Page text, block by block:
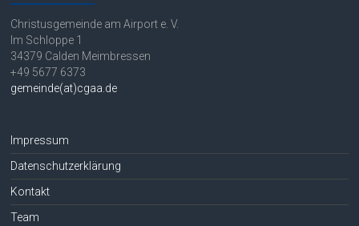
Christusgemeinde am Airport e. V.
Im Schloppe 1
34379 Calden Meimbressen
+49 5677 6373
gemeinde(at)cgaa.de
Impressum
Datenschutzerklärung
Kontakt
Team